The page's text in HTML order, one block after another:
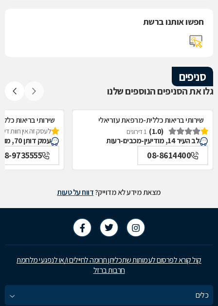
חפשו אותנו ברשת
סניפים
גלו את הסניפים הנוספים שלנו
שירותי בריאות כללית-מרפאת עזריאלי
מקצועית, מודיעין-מכבים-רעות
(1.0) 1 דירוגים
לב העיר 14, מודיעין-מכבים-רעות
08-8614400
שירותי בריאות
לעסק זה אין חוות
עמק דותן 70, מודיעין-מכבים-רעות
08-9735555
מצאת מידע לא מדוייק?דווח על טעות
קול קורא לפרסום לעמותות שתכליתן תרומה לחיילים ו/או לנפגעי מלחמת
חרבות ברזל
כלים